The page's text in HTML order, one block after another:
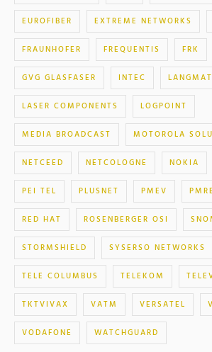
EUROFIBER EXTREME NETWORKS
FRAUNHOFER FREQUENTIS FRK
GVG GLASFASER INTEC
LASER COMPONENTS LOGPOINT
MEDIA BROADCAST MOTOROLA
NETCEED NETCOLOGNE NOKIA
PEI TEL PLUSNET PMEV
RED HAT ROSENBERGER OSI
STORMSHIELD SYSERSO NETWORKS
TELE COLUMBUS TELEKOM
TKTVIVAX VATM VERSATEL
VODAFONE WATCHGUARD